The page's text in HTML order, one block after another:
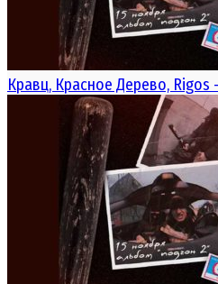
Кравц, Красное Дерево, Rigos